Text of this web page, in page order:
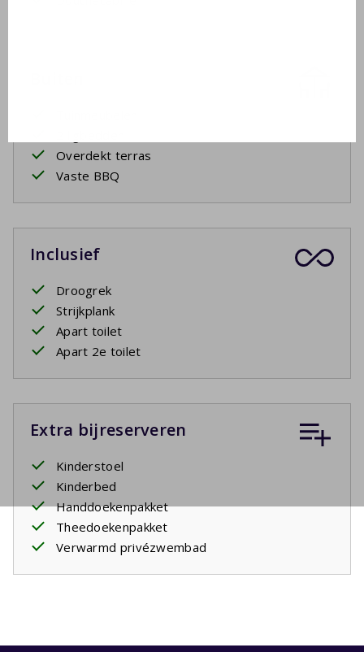
Overdekt terras
Vaste BBQ
Inclusief
Droogrek
Strijkplank
Apart toilet
Apart 2e toilet
Extra bijreserveren
Kinderstoel
Kinderbed
Handdoekenpakket
Theedoekenpakket
Verwarmd privézwembad